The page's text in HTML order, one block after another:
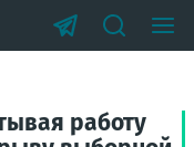
работу